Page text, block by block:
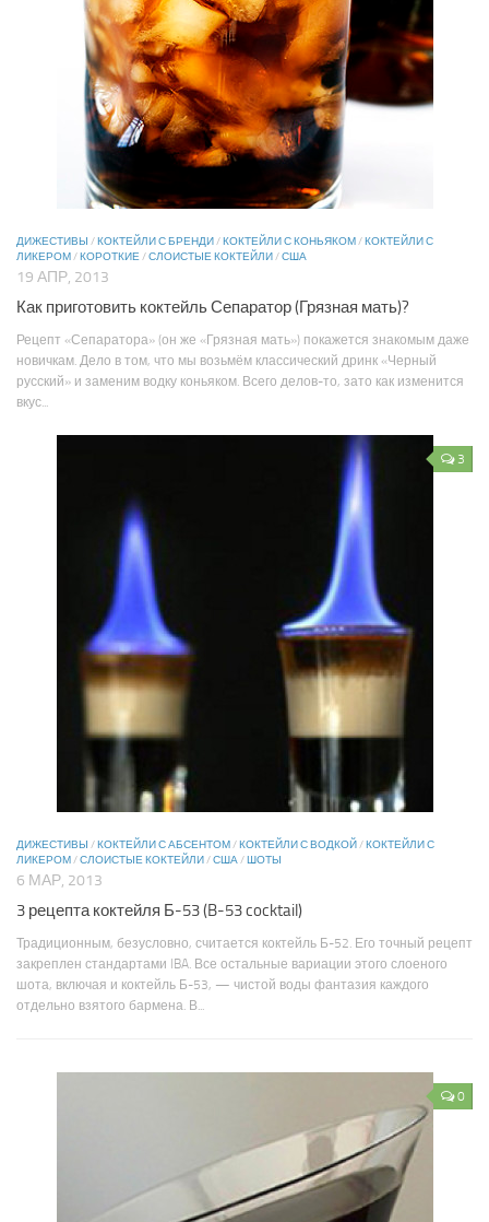
ДИЖЕСТИВЫ /КОКТЕЙЛИ С БРЕНДИ/КОКТЕЙЛИ С КОНЬЯКОМ/КОКТЕЙЛИ С
ЛИКЕРОМ/КОРОТКИЕ/СЛОИСТЫЕ КОКТЕЙЛИ/США
19 АПР, 2013
Как приготовить коктейль Сепаратор (Грязная мать)?
Рецепт «Сепаратора» (он же «Грязная мать») покажется знакомым даже
новичкам. Дело в том, что мы возьмём классический дринк «Черный
русский» и заменим водку коньяком. Всего делов-то, зато как изменится
вкус...
3
ДИЖЕСТИВЫ /КОКТЕЙЛИ С АБСЕНТОМ/КОКТЕЙЛИ С ВОДКОЙ/КОКТЕЙЛИ С
ЛИКЕРОМ/СЛОИСТЫЕ КОКТЕЙЛИ/США/ШОТЫ
6 МАР, 2013
3 рецепта коктейля Б-53 (B-53 cocktail)
Традиционным, безусловно, считается коктейль Б-52. Его точный рецепт
закреплен стандартами IBA. Все остальные вариации этого слоеного
шота, включая и коктейль Б-53, — чистой воды фантазия каждого
отдельно взятого бармена. В...
0